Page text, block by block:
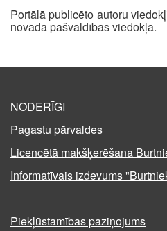
Portālā publicēto autoru
novada pašvaldības viedokļa.
NODERĪGI
Pagastu pārvaldes
Licencētā makšķerēšana
Informatīvais izdevums
Piekļūstamības paziņojums